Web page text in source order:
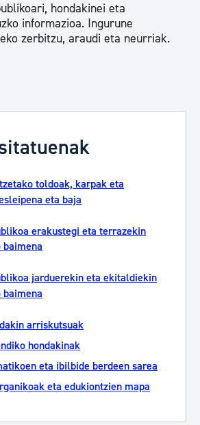
hondakinei eta
informazioa. Ingurune
zerbitzu, araudi eta neurriak.
toldoak, karpak eta
eta baja
erakustegi eta terrazekin
baimena
jarduerekin eta ekitaldiekin
baimena
arriskutsuak
hondakinak
eta ibilbide berdeen sarea
eta edukiontzien mapa